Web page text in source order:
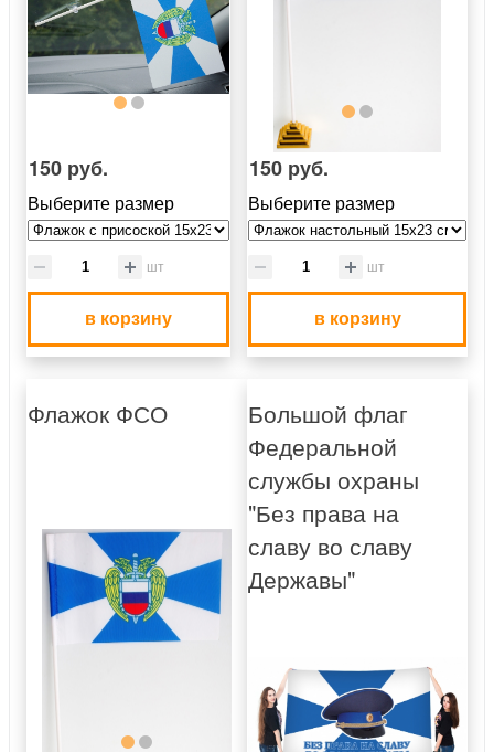
150 руб.
Выберите размер
шт
в корзину
150 руб.
Выберите размер
шт
в корзину
Флажок ФСО
Большой флаг
Федеральной
службы охраны
"Без права на
славу во славу
Державы"